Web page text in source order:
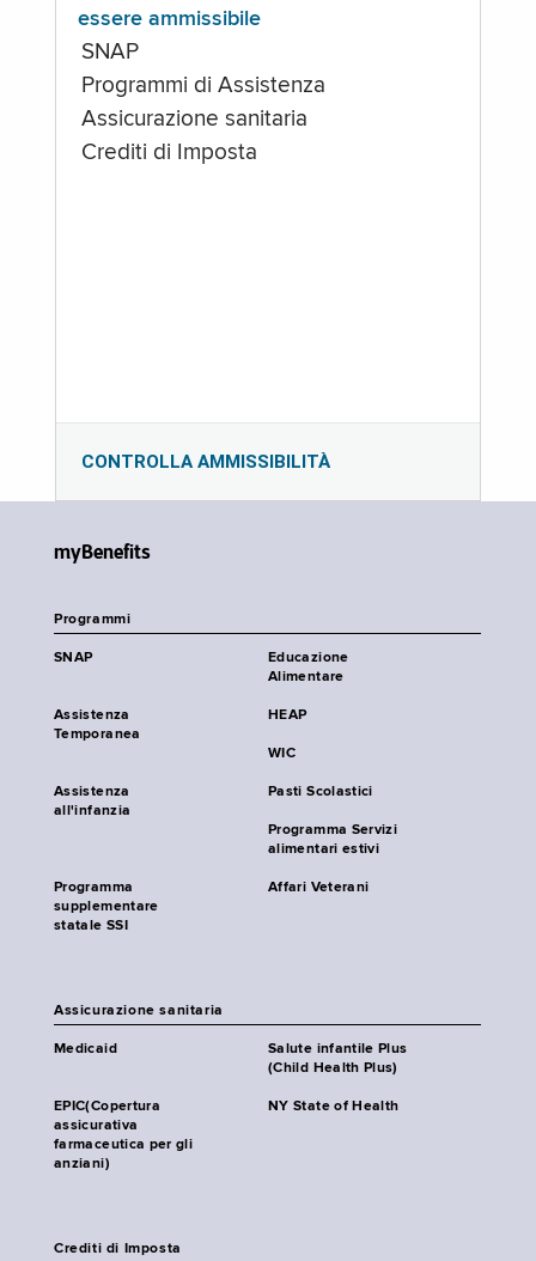
essere ammissibile
SNAP
Programmi di Assistenza
Assicurazione sanitaria
Crediti di Imposta
CONTROLLA AMMISSIBILITÀ
myBenefits
Programmi
SNAP
Educazione
Alimentare
Assistenza
Temporanea
HEAP
WIC
Assistenza
all'infanzia
Pasti Scolastici
Programma Servizi
alimentari estivi
Programma
supplementare
statale SSI
Affari Veterani
Assicurazione sanitaria
Medicaid
Salute infantile Plus
(Child Health Plus)
EPIC(Copertura
assicurativa
farmaceutica per gli
anziani)
NY State of Health
Crediti di Imposta